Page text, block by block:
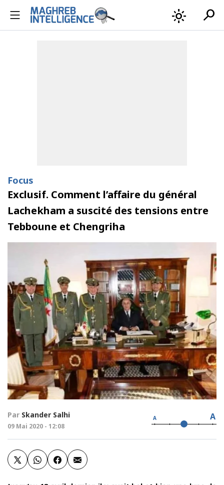
light_mode search
Focus
Exclusif. Comment l’affaire du général
Lachekham a suscité des tensions entre
Tebboune et Chengriha
Par Skander Salhi
09 Mai 2020 - 12:08
A A